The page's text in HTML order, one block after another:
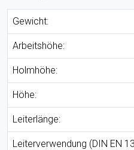
Gewicht:
Arbeitshöhe:
Holmhöhe:
Höhe:
Leiterlänge:
Leiterverwendung (DIN EN